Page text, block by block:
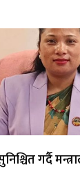
गर्दै